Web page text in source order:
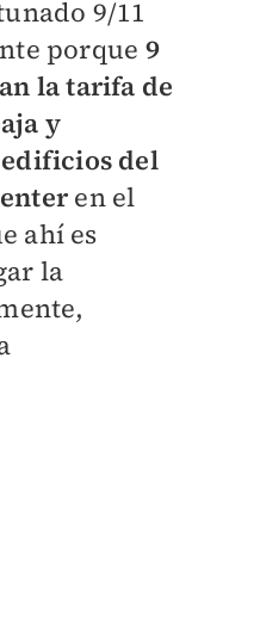
9/11
porque 9
la tarifa de
y
del
en el
ahí es
la